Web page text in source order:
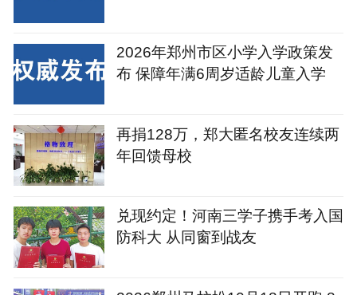
2026年郑州市区小学入学政策发
布 保障年满6周岁适龄儿童入学
再捐128万，郑大匿名校友连续两
年回馈母校
兑现约定！河南三学子携手考入国
防科大 从同窗到战友